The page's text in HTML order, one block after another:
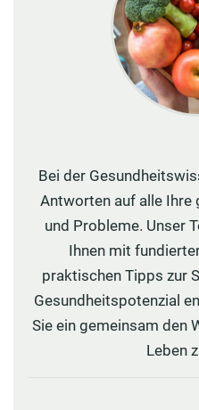
Bei der
Antworten auf alle Ihre
und Probleme. Unser
Ihnen mit
praktischen Tipps zur
Gesundheitspotenzial
Sie ein gemeinsam den
Leben